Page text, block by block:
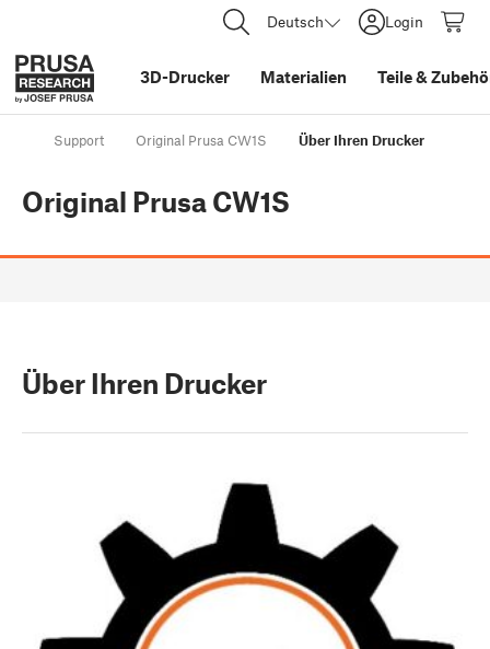
Deutsch Login
3D-Drucker Materialien Teile&
Support Original Prusa CW1S Über Ihren Drucker
Original Prusa CW1S
Über Ihren Drucker